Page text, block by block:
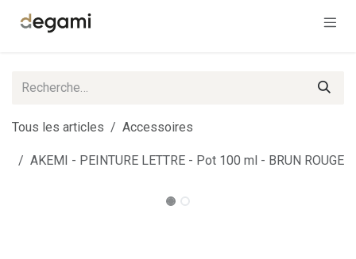
Tous les articles Accessoires
AKEMI - PEINTURE LETTRE - Pot 100 ml - BRUN ROUGE